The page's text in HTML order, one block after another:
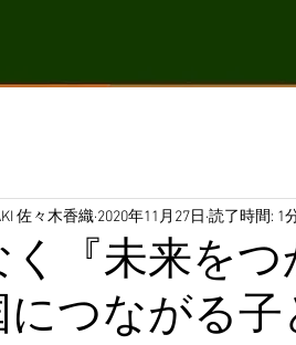
く『未来を
につながる
佐々木香織 2020年11月27日 読了時間: 1